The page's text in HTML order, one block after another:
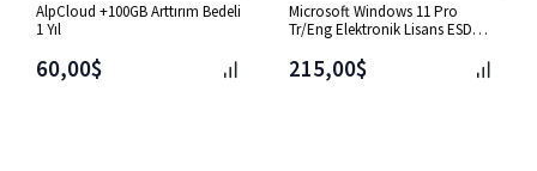
AlpCloud +100GB Arttırım Bedeli
1 Yıl
60,00$
Microsoft Windows 11 Pro
Tr/Eng Elektronik Lisans ESD
215,00$